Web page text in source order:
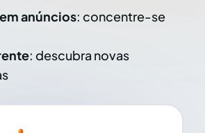
anúncios: concentre-se
: descubra novas